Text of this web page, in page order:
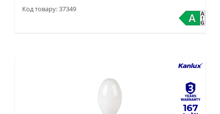
Код товару: 37349
167